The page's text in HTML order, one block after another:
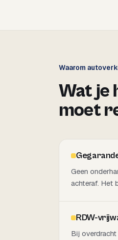
Waarom
Wat je
moet
Geen
achteraf. Het
RDW-
Bij